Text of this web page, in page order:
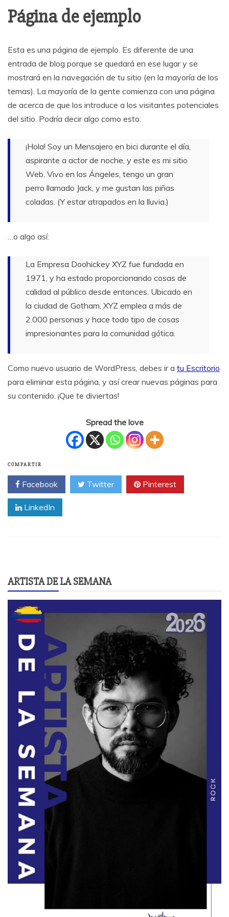
Página de ejemplo
Esta es una página de ejemplo. Es diferente de una
entrada de blog porque se quedará en ese lugar y se
mostrará en la navegación de tu sitio (en la mayoría de los
temas). La mayoría de la gente comienza con una página
de acerca de que los introduce a los visitantes potenciales
del sitio. Podría decir algo como esto:
¡Hola! Soy un Mensajero en bici durante el día,
aspirante a actor de noche, y este es mi sitio
Web. Vivo en los Ángeles, tengo un gran
perro llamado Jack, y me gustan las piñas
coladas. (Y estar atrapados en la lluvia.)
…o algo así:
La Empresa Doohickey XYZ fue fundada en
1971, y ha estado proporcionando cosas de
calidad al público desde entonces. Ubicado en
la ciudad de Gotham, XYZ emplea a más de
2.000 personas y hace todo tipo de cosas
impresionantes para la comunidad gótica.
Como nuevo usuario de WordPress, debes ir a tu Escritorio
para eliminar esta página, y así crear nuevas páginas para
su contenido. ¡Que te diviertas!
Spread the love
COMPARTIR
Facebook Twitter Pinterest
LinkedIn
ARTISTA DE LA SEMANA